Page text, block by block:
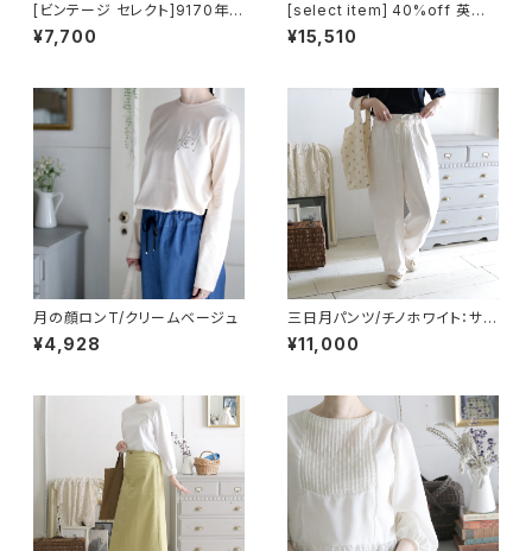
[ビンテージ セレクト]9170年代
USMCユーティリティーシャツ
¥7,700
[select item] 40%off 英国
モヘアカーディガン/ビンテージ
ブルー
¥15,510
月の顔ロンT/クリームベージュ
¥4,928
三日月パンツ/チノホワイト：サイ
ズ１
¥11,000